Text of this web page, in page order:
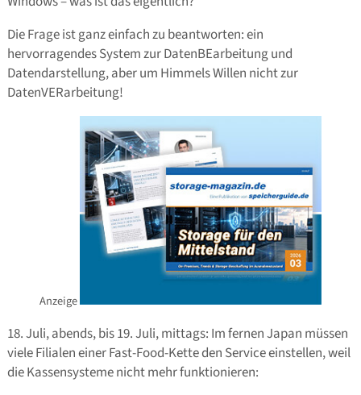
Die Frage ist ganz einfach zu beantworten: ein
hervorragendes System zur DatenBEarbeitung und
Datendarstellung, aber um Himmels Willen nicht zur
DatenVERarbeitung!
Anzeige
18. Juli, abends, bis 19. Juli, mittags: Im fernen Japan müssen
viele Filialen einer Fast-Food-Kette den Service einstellen, weil
die Kassensysteme nicht mehr funktionieren: